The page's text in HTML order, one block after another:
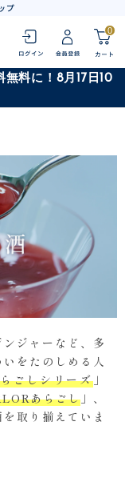
プ
0
料に！8月17日10
ジャーなど、多
をたのしめる人
ごしシリーズ」
あらごし」、
取り揃えていま